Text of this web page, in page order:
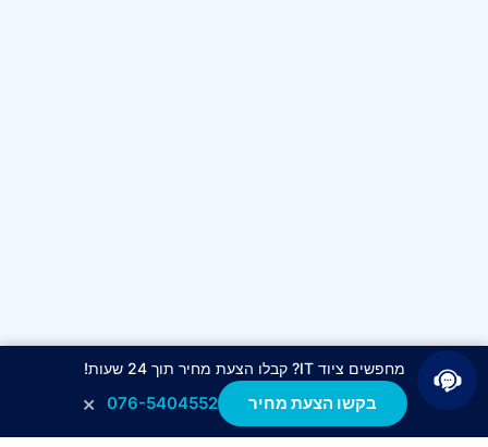
מחפשים ציוד IT? קבלו הצעת מחיר תוך 24 שעות!
בקשו הצעת מחיר 076-5404552
×